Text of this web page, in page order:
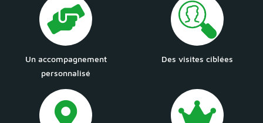
Un accompagnement
personnalisé
Des visites ciblées